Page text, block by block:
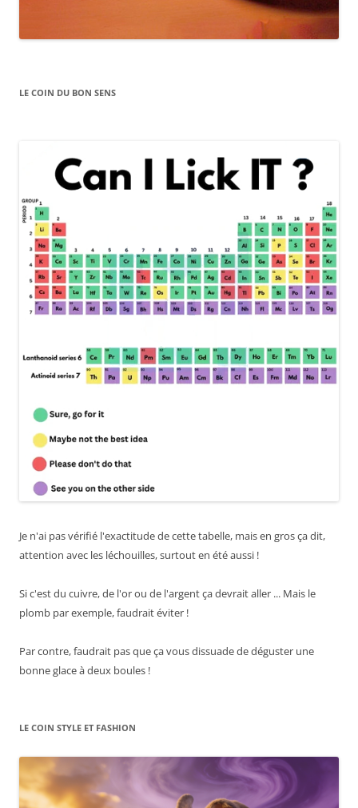
LE COIN DU BON SENS
Je n'ai pas vérifié l'exactitude de cette tabelle, mais en gros ça dit,
attention avec les léchouilles, surtout en été aussi !
Si c'est du cuivre, de l'or ou de l'argent ça devrait aller ... Mais le
plomb par exemple, faudrait éviter !
Par contre, faudrait pas que ça vous dissuade de déguster une
bonne glace à deux boules !
LE COIN STYLE ET FASHION